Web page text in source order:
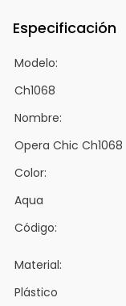
Especificación
Modelo:
Ch1068
Nombre:
Opera Chic Ch1068
Color:
Aqua
Código:
Material:
Plástico